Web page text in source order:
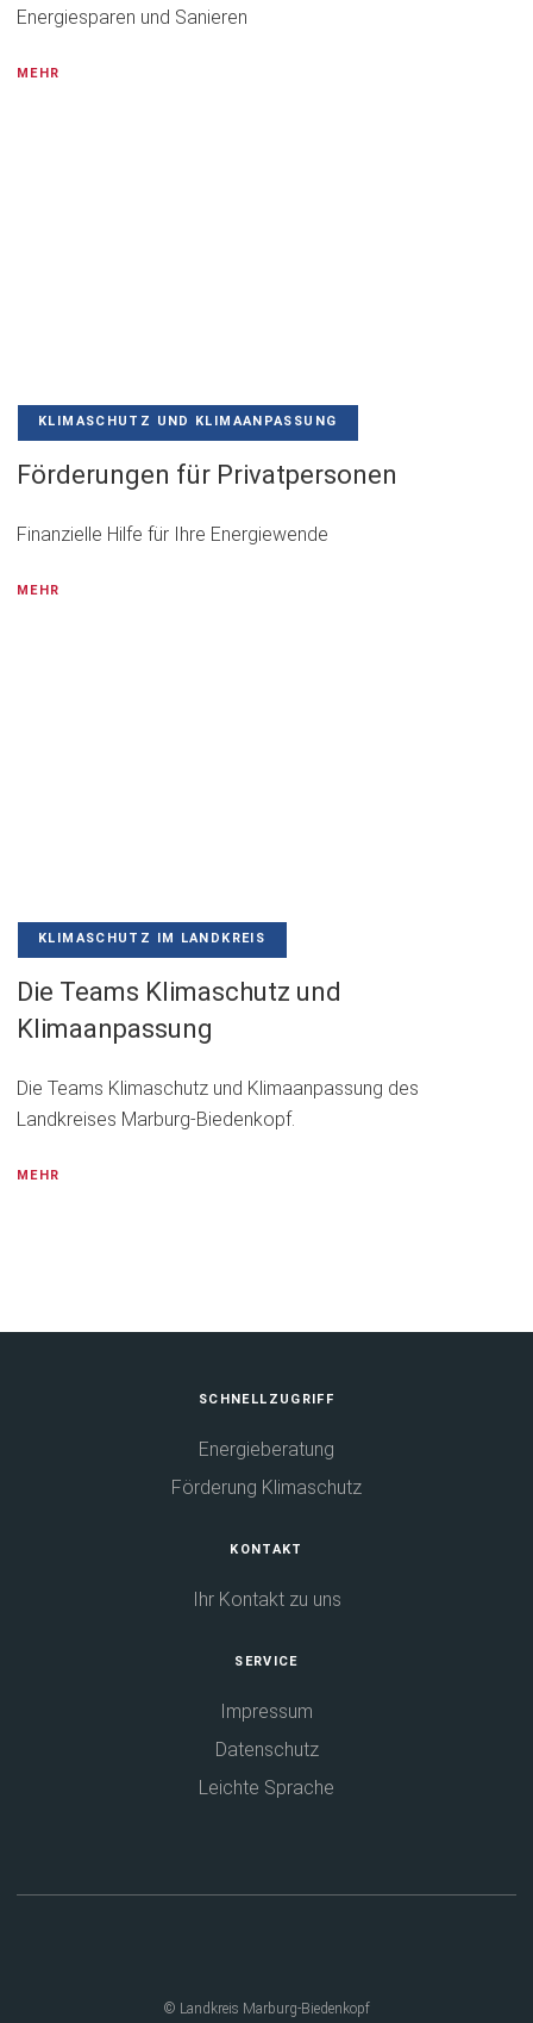
Energiesparen und Sanieren
MEHR
KLIMASCHUTZ UND KLIMAANPASSUNG
Förderungen für Privatpersonen
Finanzielle Hilfe für Ihre Energiewende
MEHR
KLIMASCHUTZ IM LANDKREIS
Die Teams Klimaschutz und
Klimaanpassung
Die Teams Klimaschutz und Klimaanpassung des
Landkreises Marburg-Biedenkopf.
MEHR
SCHNELLZUGRIFF
Energieberatung
Förderung Klimaschutz
KONTAKT
Ihr Kontakt zu uns
SERVICE
Impressum
Datenschutz
Leichte Sprache
© Landkreis Marburg-Biedenkopf